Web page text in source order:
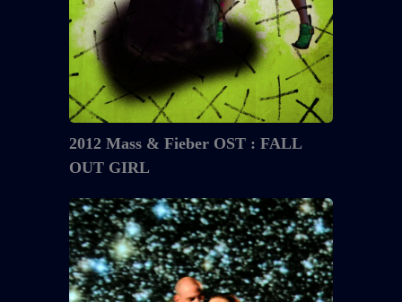
2012 Mass & Fieber OST : FALL
OUT GIRL
2010
Mass
&
Fieber
: